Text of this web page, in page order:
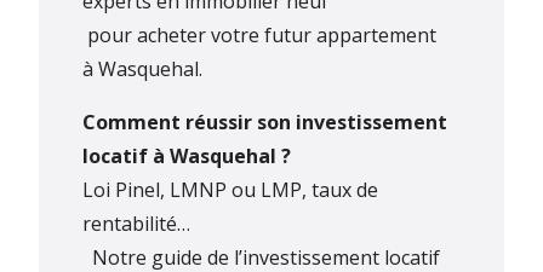
pour acheter votre futur appartement
à Wasquehal.
Comment réussir son investissement
locatif à Wasquehal ?
Loi Pinel, LMNP ou LMP, taux de
rentabilité…
Notre guide de l’investissement locatif